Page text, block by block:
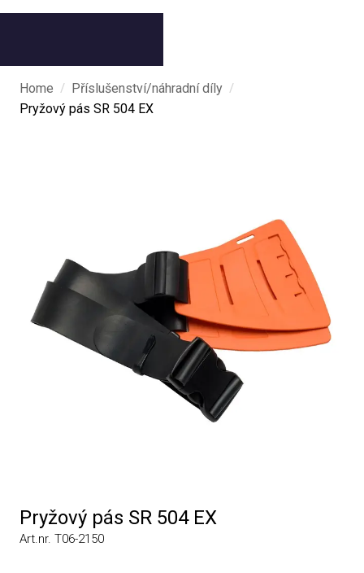
Home / Příslušenství/náhradní díly /
Pryžový pás SR 504 EX
Pryžový pás SR 504 EX
Art.nr. T06-2150